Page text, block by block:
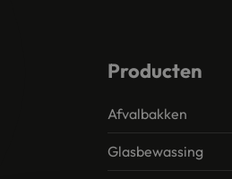
Producten
Afvalbakken
Glasbewassing